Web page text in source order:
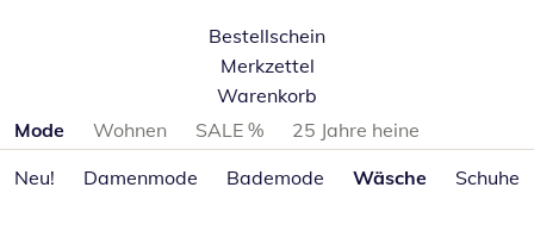
Bestellschein
Merkzettel
Warenkorb
Produktkategorien überspringen
Mode Wohnen SALE %
25 Jahre heine
Neu!
Damenmode Bademode Wäsche Schuhe